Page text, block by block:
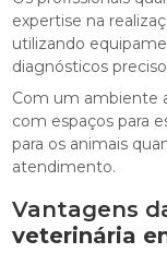
expertise na
utilizando
diagnósticos
Com um ambiente
com espaços para
para os animais
atendimento.
Vantagens
veterinária